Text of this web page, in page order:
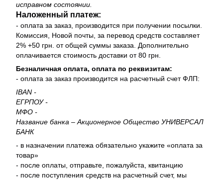
исправном состоянии.
Наложенный платеж:
- оплата за заказ, производится при получении посылки.
Комиссия, Новой почты, за перевод средств составляет
2% +50 грн. от общей суммы заказа. Дополнительно
оплачивается стоимость доставки от 80 грн.
Безналичная оплата, оплата по реквизитам:
- оплата за заказ производится на расчетный счет ФЛП:
IBAN -
ЕГРПОУ -
МФО -
Название банка – Акционерное Общество УНИВЕРСАЛ
БАНК
- в назначении платежа обязательно укажите «оплата за
товар»
- после оплаты, отправьте, пожалуйста, квитанцию
- после поступления средств на расчетный счет, мы